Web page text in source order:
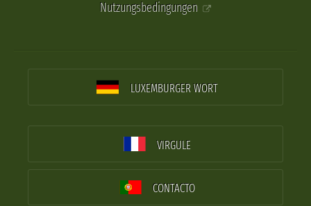
Nutzungsbedingungen
LUXEMBURGER WORT
VIRGULE
CONTACTO